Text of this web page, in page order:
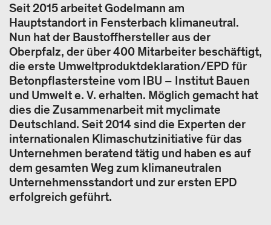
Seit 2015 arbeitet Godelmann am
Hauptstandort in Fensterbach klimaneutral.
Nun hat der Baustoffhersteller aus der
Oberpfalz, der über 400 Mitarbeiter beschäftigt,
die erste Umweltproduktdeklaration/EPD für
Betonpflastersteine vom IBU – Institut Bauen
und Umwelt e. V. erhalten. Möglich gemacht hat
dies die Zusammenarbeit mit myclimate
Deutschland. Seit 2014 sind die Experten der
internationalen Klimaschutzinitiative für das
Unternehmen beratend tätig und haben es auf
dem gesamten Weg zum klimaneutralen
Unternehmensstandort und zur ersten EPD
erfolgreich geführt.